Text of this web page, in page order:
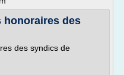
honoraires des
des syndics de